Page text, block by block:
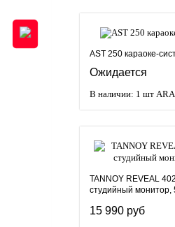
AST 250 караоке-
Ожидается
В наличии: 1 шт
TANNOY REVEAL
студийный монитор,
15 990 руб